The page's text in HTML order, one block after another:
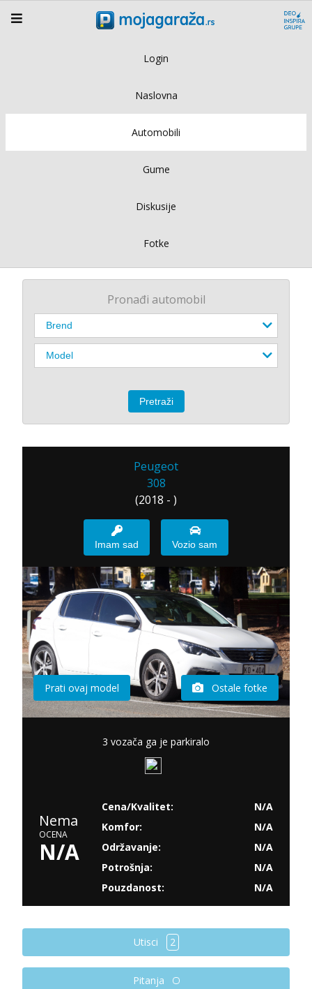
Login
Naslovna
Automobili
Gume
Diskusije
Fotke
Pronađi automobil
Peugeot
308
(2018 - )
Imam sad Vozio sam
Prati ovaj model Ostale fotke
3 vozača ga je parkiralo
Nema
OCENA
N/A
Cena/Kvalitet:
N/A
Komfor:
N/A
Održavanje:
N/A
Potrošnja:
N/A
Pouzdanost:
N/A
Utisci 2
Pitanja